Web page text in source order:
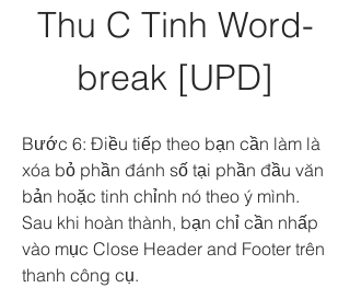
Thu C Tinh Word-
break [UPD]
Bước 6: Điều tiếp theo bạn cần làm là
xóa bỏ phần đánh số tại phần đầu văn
bản hoặc tinh chỉnh nó theo ý mình.
Sau khi hoàn thành, bạn chỉ cần nhấp
vào mục Close Header and Footer trên
thanh công cụ.